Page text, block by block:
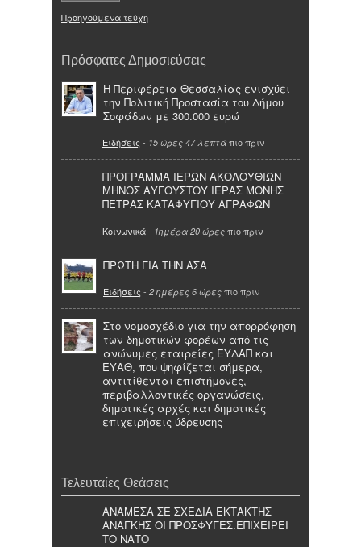
Προηγούμενα τεύχη
Πρόσφατες Δημοσιεύσεις
Η Περιφέρεια Θεσσαλίας ενισχύει
την Πολιτική Προστασία του Δήμου
Σοφάδων με 300.000 ευρώ
Ειδήσεις - 15 ώρες 47 λεπτά πιο πριν
ΠΡΟΓΡΑΜΜΑ ΙΕΡΩΝ ΑΚΟΛΟΥΘΙΩΝ
ΜΗΝΟΣ ΑΥΓΟΥΣΤΟΥ ΙΕΡΑΣ ΜΟΝΗΣ
ΠΕΤΡΑΣ ΚΑΤΑΦΥΓΙΟΥ ΑΓΡΑΦΩΝ
Κοινωνικά- 1ημέρα 20 ώρες πιο πριν
ΠΡΩΤΗ ΓΙΑ ΤΗΝ ΑΣΑ
Ειδήσεις - 2 ημέρες 6 ώρες πιο πριν
Στο νομοσχέδιο για την απορρόφηση
των δημοτικών φορέων από τις
ανώνυμες εταιρείες ΕΥΔΑΠ και
ΕΥΑΘ, που ψηφίζεται σήμερα,
αντιτίθενται επιστήμονες,
περιβαλλοντικές οργανώσεις,
δημοτικές αρχές και δημοτικές
επιχειρήσεις ύδρευσης
Τελευταίες Θεάσεις
ΑΝΑΜΕΣΑ ΣΕ ΣΧΕΔΙΑ ΕΚΤΑΚΤΗΣ
ΑΝΑΓΚΗΣ ΟΙ ΠΡΟΣΦΥΓΕΣ.ΕΠΙΧΕΙΡΕΙ
ΤΟ ΝΑΤΟ